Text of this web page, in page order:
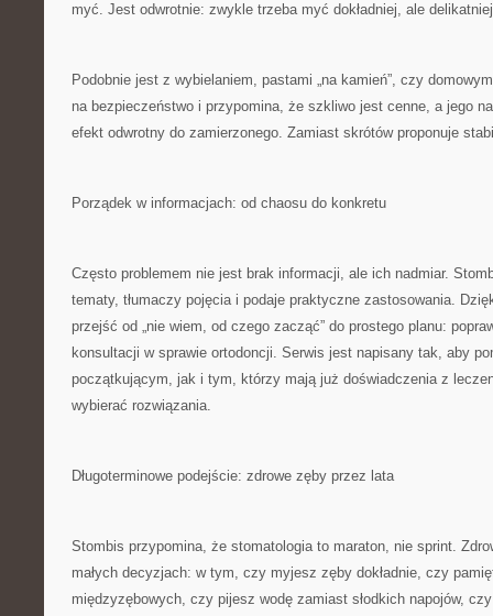
myć. Jest odwrotnie: zwykle trzeba myć dokładniej, ale
Podobnie jest z wybielaniem, pastami „na kamień”, czy
na bezpieczeństwo i przypomina, że szkliwo jest cenne, a jego
efekt odwrotny do zamierzonego. Zamiast skrótów proponuje
Porządek w informacjach: od chaosu do konkretu
Często problemem nie jest brak informacji, ale ich nadmiar.
tematy, tłumaczy pojęcia i podaje praktyczne zastosowania.
przejść od „nie wiem, od czego zacząć” do prostego planu:
konsultacji w sprawie ortodoncji. Serwis jest napisany tak, aby
początkującym, jak i tym, którzy mają już doświadczenia z
wybierać rozwiązania.
Długoterminowe podejście: zdrowe zęby przez lata
Stombis przypomina, że stomatologia to maraton, nie sprint.
małych decyzjach: w tym, czy myjesz zęby dokładnie, czy
międzyzębowych, czy pijesz wodę zamiast słodkich napojów,